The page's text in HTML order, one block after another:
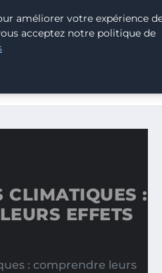
POUR LE
: COMPRENDRE LEURS
CLIMATIQUES :
EFFETS
: comprendre leurs
améliorer votre expérience
acceptez notre politique de